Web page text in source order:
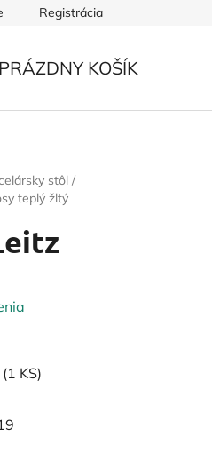
Registrácia
PRÁZDNY KOŠÍK
stôl /
teplý žltý
(1 KS)